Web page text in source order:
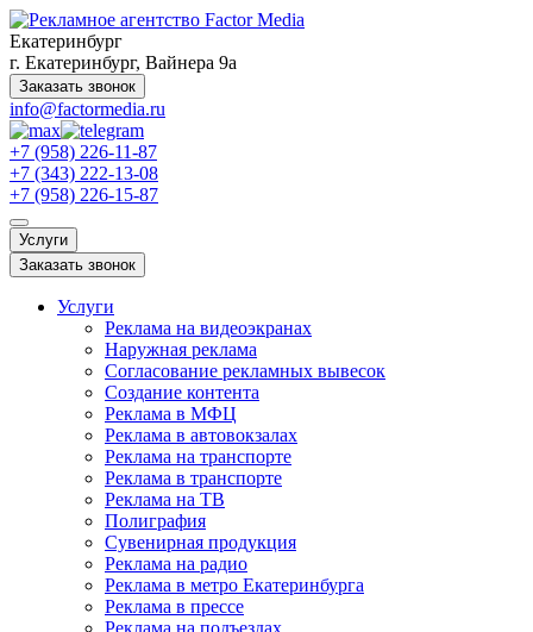
Екатеринбург
г. Екатеринбург, Вайнера 9а
Заказать звонок
info@factormedia.ru
+7 (958) 226-11-87
+7 (343) 222-13-08
+7 (958) 226-15-87
Услуги
Заказать звонок
Услуги
Реклама на видеоэкранах
Наружная реклама
Согласование рекламных вывесок
Создание контента
Реклама в МФЦ
Реклама в автовокзалах
Реклама на транспорте
Реклама в транспорте
Реклама на ТВ
Полиграфия
Сувенирная продукция
Реклама на радио
Реклама в метро Екатеринбурга
Реклама в прессе
Реклама на подъездах